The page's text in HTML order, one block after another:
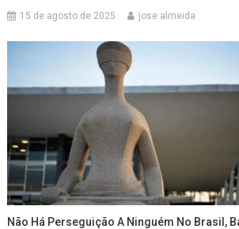
15 de agosto de 2025 jose almeida
Não Há Perseguição A Ninguém No Brasil,